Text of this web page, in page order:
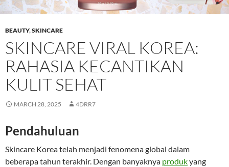
BEAUTY,SKINCARE
SKINCARE VIRAL KOREA:
RAHASIA KECANTIKAN
KULIT SEHAT
MARCH 28, 2025 4DRR7
Pendahuluan
Skincare Korea telah menjadi fenomena global dalam
beberapa tahun terakhir. Dengan banyaknya produkyang